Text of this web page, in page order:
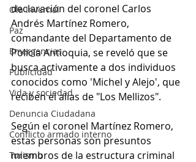
Ola Invernal
Paz
Emergencias
Publicidad
Vida y sociedad
Denuncia Ciudadana
Conflicto armado interno
Turismo
declaración del coronel Carlos
Andrés Martínez Romero,
comandante del Departamento de
Policía Antioquia, se reveló que se
busca activamente a dos individuos
conocidos como 'Michel y Alejo', que
reciben el alias de "Los Mellizos".
Según el coronel Martínez Romero,
estas personas son presuntos
miembros de la estructura criminal